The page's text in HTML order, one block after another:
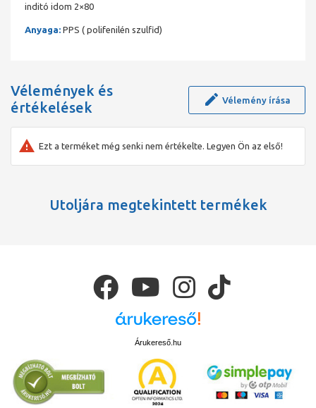
inditó idom 2×80
Anyaga: PPS ( polifenilén szulfid)
Vélemények és
értékelések
Vélemény írása
Ezt a terméket még senki nem értékelte. Legyen Ön az első!
Utoljára megtekintett termékek
Árukereső.hu